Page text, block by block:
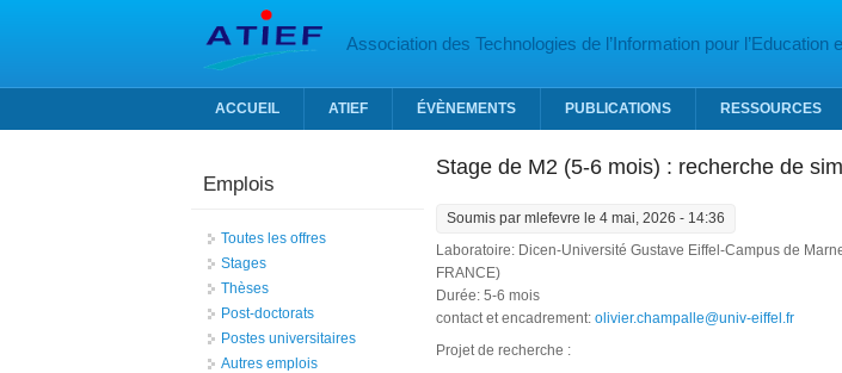
Association des Technologies de l’Information pour l’Education
ACCUEIL ATIEF ÉVÈNEMENTS PUBLICATIONS RESSOURCES
Stage de M2 (5-6 mois) : recherche de
Soumis par mlefevre le 4 mai, 2026 - 14:36
Laboratoire: Dicen-Université Gustave Eiffel-Campus de
FRANCE)
Durée: 5-6 mois
contact et encadrement: olivier.champalle@univ-eiffel.fr
Projet de recherche :
Emplois
Toutes les offres
Stages
Thèses
Post-doctorats
Postes universitaires
Autres emplois